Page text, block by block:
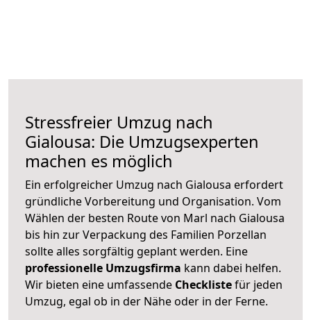
Stressfreier Umzug nach
Gialousa: Die Umzugsexperten
machen es möglich
Ein erfolgreicher Umzug nach Gialousa erfordert
gründliche Vorbereitung und Organisation. Vom
Wählen der besten Route von Marl nach Gialousa
bis hin zur Verpackung des Familien Porzellan
sollte alles sorgfältig geplant werden. Eine
professionelle Umzugsfirma kann dabei helfen.
Wir bieten eine umfassende Checklistefür jeden
Umzug, egal ob in der Nähe oder in der Ferne.